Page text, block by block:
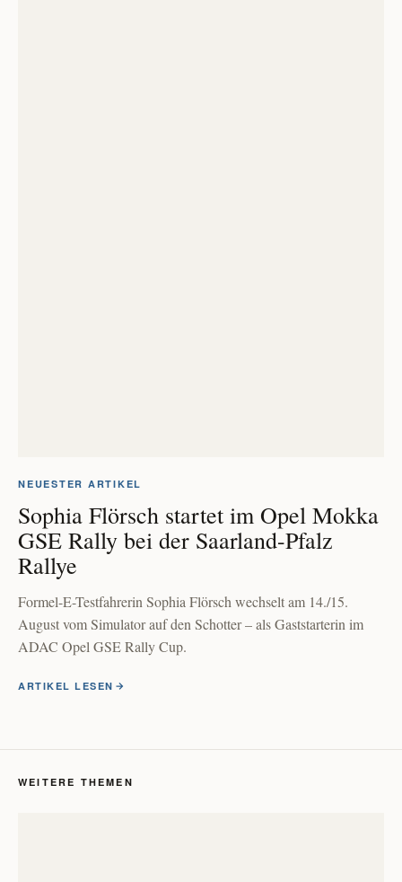
NEUESTER ARTIKEL
Sophia Flörsch startet im Opel Mokka
GSE Rally bei der Saarland-Pfalz
Rallye
Formel-E-Testfahrerin Sophia Flörsch wechselt am 14./15.
August vom Simulator auf den Schotter – als Gaststarterin im
ADAC Opel GSE Rally Cup.
ARTIKEL LESEN
WEITERE THEMEN